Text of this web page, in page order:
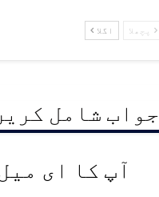
پچھلا اگلا
جواب شامل
آپ کا ای